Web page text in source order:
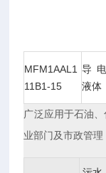
MFM1AAL1
11B1-15
导电
液体
广泛应用于石油
业部门及市政管